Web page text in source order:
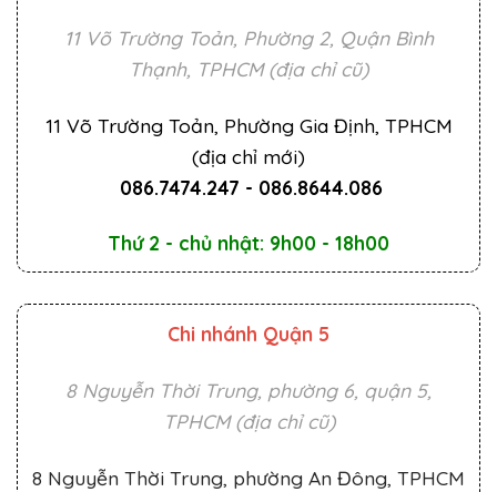
11 Võ Trường Toản, Phường 2, Quận Bình
Thạnh, TPHCM (địa chỉ cũ)
11 Võ Trường Toản, Phường Gia Định, TPHCM
(địa chỉ mới)
086.7474.247 - 086.8644.086
Thứ 2 - chủ nhật: 9h00 - 18h00
Chi nhánh Quận 5
8 Nguyễn Thời Trung, phường 6, quận 5,
TPHCM (địa chỉ cũ)
8 Nguyễn Thời Trung, phường An Đông, TPHCM